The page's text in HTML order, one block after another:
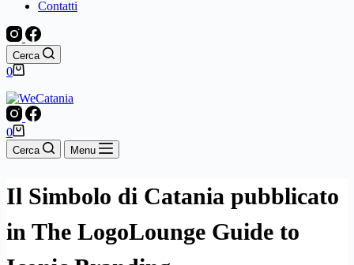
Contatti
Cerca
Carrello
0
Carrello
0
Cerca Menu
Il Simbolo di Catania pubblicato
in The LogoLounge Guide to